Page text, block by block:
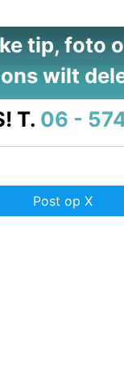
tip, foto
wilt
T. 06 -
Post op X